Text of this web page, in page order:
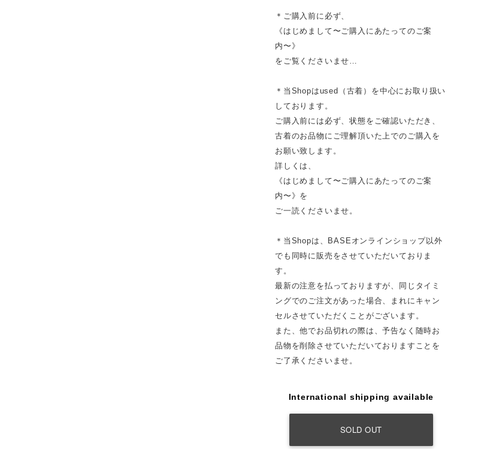
＊ご購入前に必ず、
《はじめまして〜ご購入にあたってのご案
内〜》
をご覧くださいませ…
＊当Shopはused（古着）を中心にお取り扱い
しております。
ご購入前には必ず、状態をご確認いただき、
古着のお品物にご理解頂いた上でのご購入を
お願い致します。
詳しくは、
《はじめまして〜ご購入にあたってのご案
内〜》を
ご一読くださいませ。
＊当Shopは、BASEオンラインショップ以外
でも同時に販売をさせていただいておりま
す。
最新の注意を払っておりますが、同じタイミ
ングでのご注文があった場合、まれにキャン
セルさせていただくことがございます。
また、他でお品切れの際は、予告なく随時お
品物を削除させていただいておりますことを
ご了承くださいませ。
International shipping available
SOLD OUT